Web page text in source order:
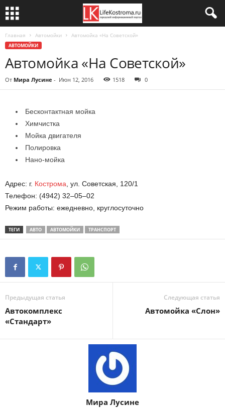
Главная Автомойки Автомойка «На Советской»
АВТОМОЙКИ
Автомойка «На Советской»
От Мира Лусине - Июн 12, 2016 1518 0
Бесконтактная мойка
Химчистка
Мойка двигателя
Полировка
Нано-мойка
Адрес: г. Кострома , ул. Советская, 120/1
Телефон: (4942) 32–05–02
Режим работы: ежедневно, круглосуточно
ТЕГИ АВТО АВТОМОЙКИ ТРАНСПОРТ
Предыдущая статья
Автокомплекс
«Стандарт»
Следующая статья
Автомойка «Слон»
Мира Лусине